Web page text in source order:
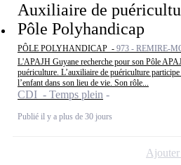
Auxiliaire de
Pôle Polyhandicap
PÔLE POLYHANDICAP - 973 - REMIRE-
L'APAJH Guyane recherche pour son Pôle
puériculture. L’auxiliaire de puériculture
l’enfant dans son lieu de vie. Son rôle...
CDI - Temps plein
Publié il y a plus de 30 jours